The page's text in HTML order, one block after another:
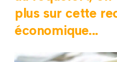
plus sur cette
économique...